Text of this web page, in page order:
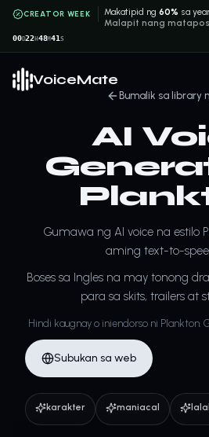
CREATOR WEEK Makatipid ng60% sa
Malapit nang
00D22H 48M41 S
VoiceMate
Bumalik sa library
AI
Gumawa ng AI voice na estilo
aming text-to-
Boses sa Ingles na may tonong
para sa skits, trailers at
Hindi kaugnay o iniendorso ni Plankton.
Subukan sa web
karakter maniacal